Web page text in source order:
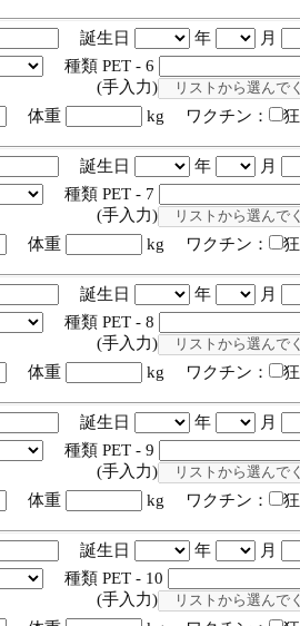
誕生日 年 月
種類 PET - 6
力)
体重 kg ワクチン：
誕生日 年 月
種類 PET - 7
力)
体重 kg ワクチン：
誕生日 年 月
種類 PET - 8
力)
体重 kg ワクチン：
誕生日 年 月
種類 PET - 9
力)
体重 kg ワクチン：
誕生日 年 月
種類 PET - 10
力)